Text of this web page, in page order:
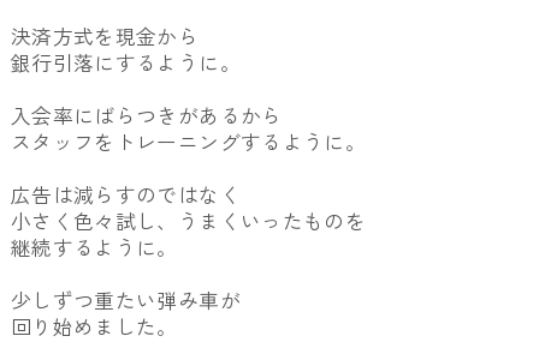
決済方式を現金から
銀行引落にするように。
入会率にばらつきがあるから
スタッフをトレーニングするように。
広告は減らすのではなく
小さく色々試し、うまくいったものを
継続するように。
少しずつ重たい弾み車が
回り始めました。